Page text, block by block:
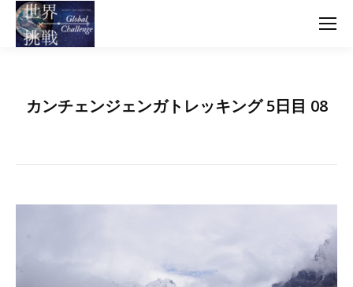
カンチェンジェンガトレッキング 5日目 08